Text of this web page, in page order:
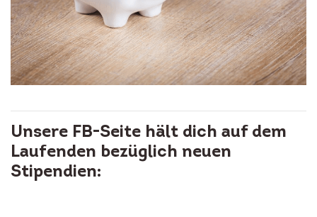
Unsere FB-Seite hält dich auf dem
Laufenden bezüglich neuen
Stipendien: